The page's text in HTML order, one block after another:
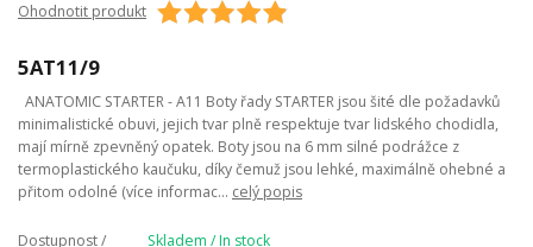
Ohodnotit produkt
5AT11/9
ANATOMIC STARTER - A11 Boty řady STARTER jsou šité dle požadavků
minimalistické obuvi, jejich tvar plně respektuje tvar lidského chodidla,
mají mírně zpevněný opatek. Boty jsou na 6 mm silné podrážce z
termoplastického kaučuku, díky čemuž jsou lehké, maximálně ohebné a
přitom odolné (více informac... celý popis
Dostupnost /
Skladem / In stock